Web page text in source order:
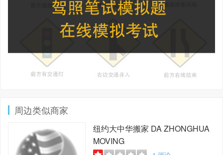
周边类似商家
纽约大中华搬家 DA ZHONGHUA
MOVING